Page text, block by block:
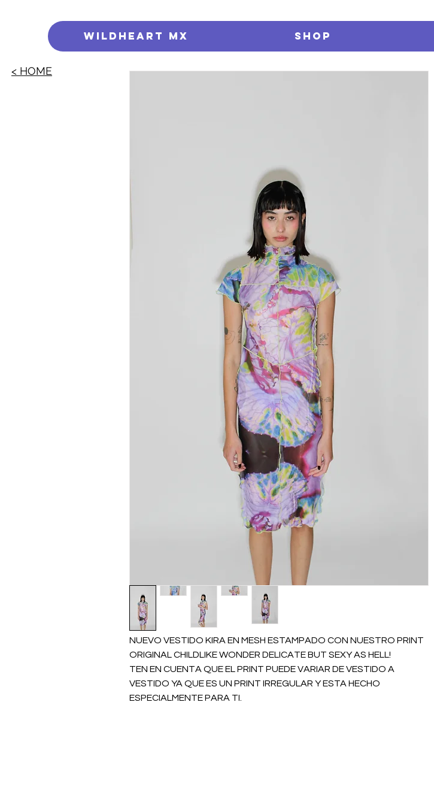
WILDHEART MX SHOP
< HOME
NUEVO VESTIDO KIRA EN MESH ESTAMPADO CON NUESTRO PRINT
ORIGINAL CHILDLIKE WONDER DELICATE BUT SEXY AS HELL!
TEN EN CUENTA QUE EL PRINT PUEDE VARIAR DE VESTIDO A
VESTIDO YA QUE ES UN PRINT IRREGULAR Y ESTA HECHO
ESPECIALMENTE PARA TI.